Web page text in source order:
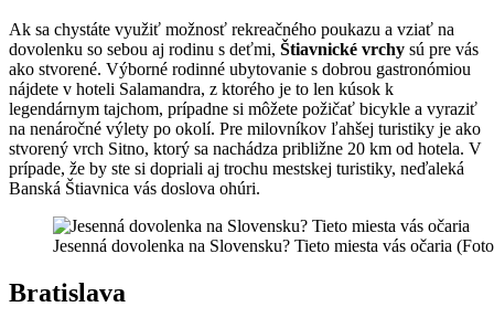
Ak sa chystáte využiť možnosť rekreačného poukazu a vziať na
dovolenku so sebou aj rodinu s deťmi, Štiavnické vrchy sú pre vás
ako stvorené. Výborné rodinné ubytovanie s dobrou gastronómiou
nájdete v hoteli Salamandra, z ktorého je to len kúsok k
legendárnym tajchom, prípadne si môžete požičať bicykle a vyraziť
na nenáročné výlety po okolí. Pre milovníkov ľahšej turistiky je ako
stvorený vrch Sitno, ktorý sa nachádza približne 20 km od hotela. V
prípade, že by ste si dopriali aj trochu mestskej turistiky, neďaleká
Banská Štiavnica vás doslova ohúri.
Jesenná dovolenka na Slovensku? Tieto miesta vás očaria
Bratislava